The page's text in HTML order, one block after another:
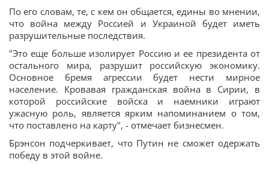
По его словам, те, с кем он общается, едины во мнении,
что война между Россией и Украиной будет иметь
разрушительные последствия.
"Это еще больше изолирует Россию и ее президента от
остального мира, разрушит российскую экономику.
Основное бремя агрессии будет нести мирное
население. Кровавая гражданская война в Сирии, в
которой российские войска и наемники играют
ужасную роль, является ярким напоминанием о том,
что поставлено на карту", - отмечает бизнесмен.
Брэнсон подчеркивает, что Путин не сможет одержать
победу в этой войне.